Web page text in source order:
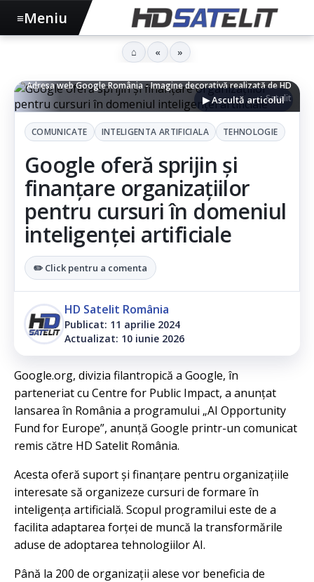
Adresa web Google România - Imagine decorativă realizată de HD
Satelit
▶ Ascultă articolul
COMUNICATE INTELIGENTA ARTIFICIALA TEHNOLOGIE
Google oferă sprijin și
finanțare organizațiilor
pentru cursuri în domeniul
inteligenței artificiale
✏️ Click pentru a comenta
HD Satelit România
Publicat: 11 aprilie 2024
Actualizat: 10 iunie 2026
Google.org, divizia filantropică a Google, în
parteneriat cu Centre for Public Impact, a anunțat
lansarea în România a programului „AI Opportunity
Fund for Europe”, anunță Google printr-un comunicat
remis către HD Satelit România.
Acesta oferă suport și finanțare pentru organizațiile
interesate să organizeze cursuri de formare în
inteligența artificială. Scopul programilui este de a
facilita adaptarea forței de muncă la transformările
aduse de adoptarea tehnologiilor AI.
Până la 200 de organizații alese vor beneficia de
≡Meniu
⌂ « »